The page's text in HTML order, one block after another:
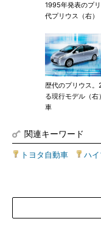
1995年発表のプ
代プリウス（右）
歴代のプリウス
る現行モデル（
車
関連キーワード
トヨタ自動車 ハ